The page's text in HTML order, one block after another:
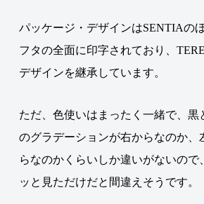
パッケージ・デザインはSENTIAの
フタの全面に印字されており、
デザインを継承しています。
ただ、色使いはまったく一緒で、黒
のグラデーションが右からなのか、
らなのかくらいしか違いがないので
ッと見ただけだと間違えそうです。